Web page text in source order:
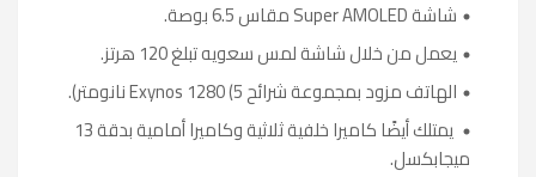
شاشةSuper AMOLEDمقاس 6.5 بوصة.
يعمل من خلال شاشة لمس سعويه تبلغ 120 هرتز.
الهاتف مزود بمجموعة شرائحExynos 1280 (5نانومتر).
يمتلك أيضًا كاميرا خلفية ثلاثية وكاميرا أمامية بدقة 13
ميجابكسل.